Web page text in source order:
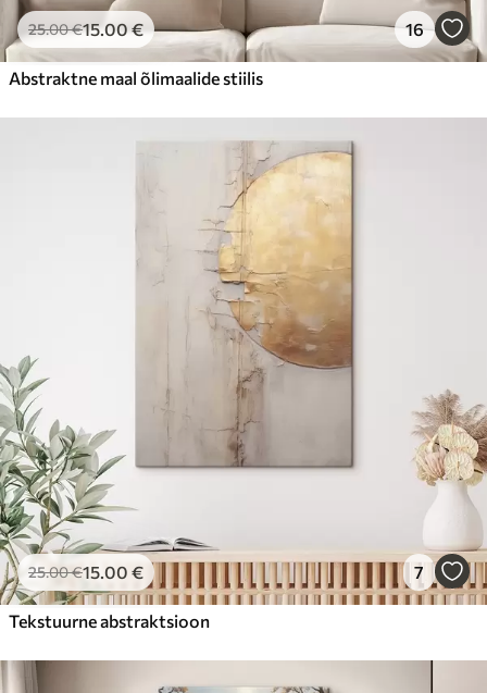
25.00€15.00€ 16
Abstraktne maal õlimaalide stiilis
25.00€15.00 € 7
Tekstuurne abstraktsioon